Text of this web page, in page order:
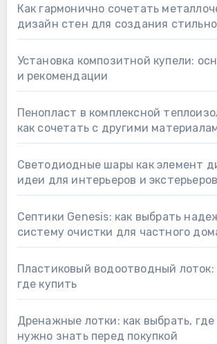
Как гармонично сочетать
дизайн стен для создания
Установка композитной купели:
и рекомендации
Пенопласт в комплексной
как сочетать с другими
Светодиодные шары как элемент
идеи для интерьеров и экстерьеров
Септики Genesis: как выбрать
систему очистки для частного
Пластиковый водоотводный лоток:
где купить
Дренажные лотки: как выбрать,
нужно знать перед покупкой